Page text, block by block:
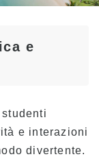
e
e interazioni
divertente.